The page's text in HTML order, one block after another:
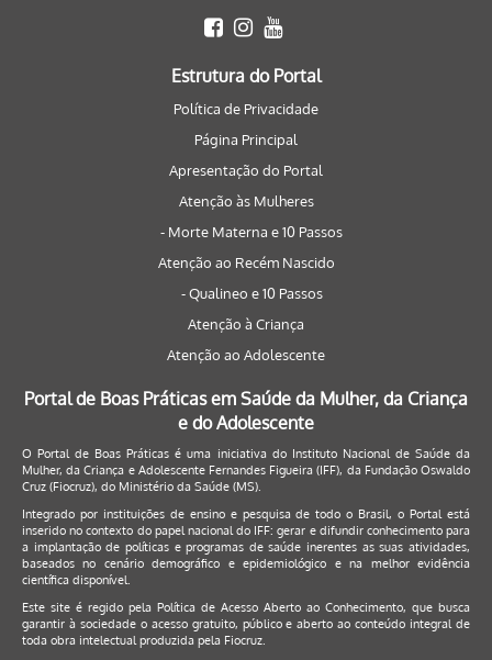
Estrutura do Portal
Política de Privacidade
Página Principal
Apresentação do Portal
Atenção às Mulheres
- Morte Materna e 10 Passos
Atenção ao Recém Nascido
- Qualineo e 10 Passos
Atenção à Criança
Atenção ao Adolescente
Portal de Boas Práticas em Saúde da Mulher, da Criança
e do Adolescente
O Portal de Boas Práticas é uma iniciativa do Instituto Nacional de Saúde da
Mulher, da Criança e Adolescente Fernandes Figueira (IFF), da Fundação Oswaldo
Cruz (Fiocruz), do Ministério da Saúde (MS).
Integrado por instituições de ensino e pesquisa de todo o Brasil, o Portal está
inserido no contexto do papel nacional do IFF: gerar e difundir conhecimento para
a implantação de políticas e programas de saúde inerentes as suas atividades,
baseados no cenário demográfico e epidemiológico e na melhor evidência
científica disponível.
Este site é regido pela Política de Acesso Aberto ao Conhecimento, que busca
garantir à sociedade o acesso gratuito, público e aberto ao conteúdo integral de
toda obra intelectual produzida pela Fiocruz.